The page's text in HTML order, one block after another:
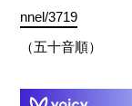
nnel/3719
（五十音順）